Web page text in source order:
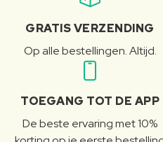
GRATIS VERZENDING
Op alle bestellingen. Altijd.
TOEGANG TOT DE APP
De beste ervaring met 10%